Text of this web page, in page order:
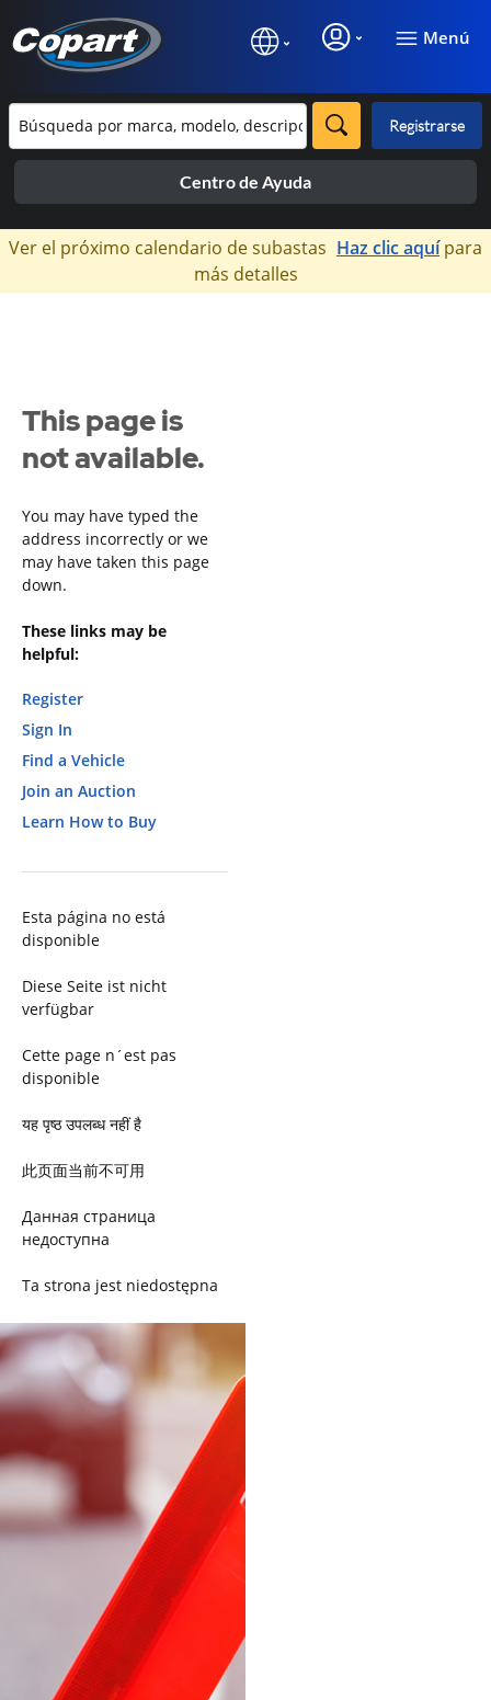
Menú
Registrarse
Centro de Ayuda
×
Ver el próximo calendario de subastas Haz clic aquípara
más detalles
This page is
not available.
You may have typed the
address incorrectly or we
may have taken this page
down.
These links may be
helpful:
Register
Sign In
Find a Vehicle
Join an Auction
Learn How to Buy
Esta página no está
disponible
Diese Seite ist nicht
verfügbar
Cette page n´est pas
disponible
यह पृष्ठ उपलब्ध नहीं है
此页面当前不可用
Данная страница
недоступна
Ta strona jest niedostępna
Trang này không có
Esta página não está
disponível
このページは現在利用できま
せん
Pagina non disponibile
هذه الصفحة غير متوفرة